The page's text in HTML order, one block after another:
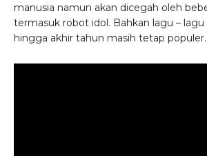
manusia namun akan dicegah oleh
termasuk robot idol. Bahkan lagu – lagu
hingga akhir tahun masih tetap populer.